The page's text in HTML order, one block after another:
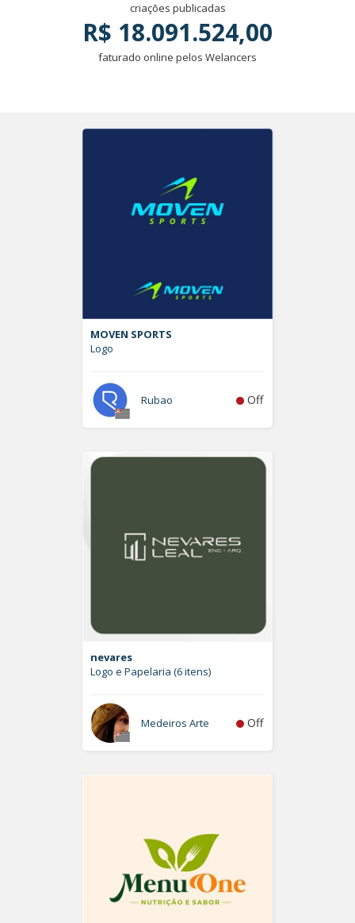
criações publicadas
R$ 18.091.524,00
faturado online pelos Welancers
MOVEN SPORTS
Logo
Rubao Off
nevares
Logo e Papelaria (6 itens)
Medeiros Arte Off